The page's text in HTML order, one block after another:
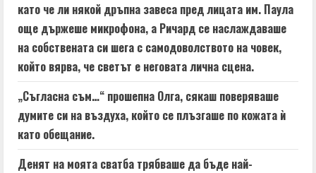
като че ли някой дръпна завеса пред лицата им. Паула
още държеше микрофона, а Ричард се наслаждаваше
на собствената си шега с самодоволството на човек,
който вярва, че светът е неговата лична сцена.
„Съгласна съм…“ прошепна Олга, сякаш поверяваше
думите си на въздуха, който се плъзгаше по кожата ѝ
като обещание.
Денят на моята сватба трябваше да бъде най-